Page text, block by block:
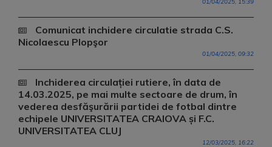
Comunicat inchidere circulatie strada C.S.
Nicolaescu Plopşor
01/04/2025, 09:32
Inchiderea circulației rutiere, în data de
14.03.2025, pe mai multe sectoare de drum, în
vederea desfăşurării partidei de fotbal dintre
echipele UNIVERSITATEA CRAIOVA și F.C.
UNIVERSITATEA CLUJ
12/03/2025, 16:22